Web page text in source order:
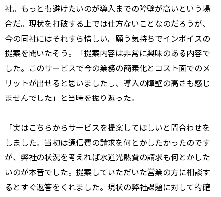
社。もっとも避けたいのが導入までの障壁が高いという場
合だ。現状を打破する上では仕方ないことなのだろうが、
今の同社にはそれすら惜しい。願う気持ちでインボイスの
提案を聞いたそう。「提案内容は非常に興味のある内容で
した。このサービスで今の業務の簡素化とコスト面でのメ
リットが出せると思いましたし、導入の障壁の高さも感じ
ませんでした」と当時を振り返った。
「実はこちらからサービスを提案してほしいと問合わせを
しました。当初は通信費の請求を何とかしたかったのです
が、弊社の状況を考えれば水道光熱費の請求も何とかした
いのが本音でした。提案していただいた営業の方に相談す
るとすぐ返答をくれました。現状の弊社課題に対して的確